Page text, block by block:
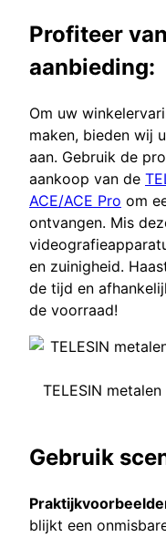
Profiteer
aanbieding:
Om uw
maken, bieden wij
aan. Gebruik de
aankoop van de
ACE/ACE Pro om
ontvangen. Mis
en zuinigheid.
de tijd en
de voorraad!
TELESIN
Gebruik
blijkt een